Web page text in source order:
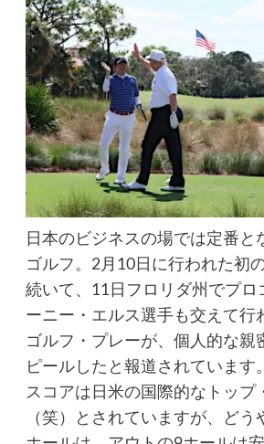
日本のビジネスの場では定番と
ゴルフ。2月10日に行われた初
続いて、11日フロリダ州でプロ
ーニー・エルス選手も交えて行
ゴルフ・プレーが、個人的な親
ピールしたと報道されています
スコアは日米の国際的なトップ
（笑）とされていますが、どう